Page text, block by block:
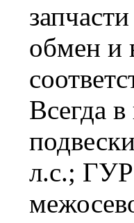
обмен и
Всегда
л.с.;